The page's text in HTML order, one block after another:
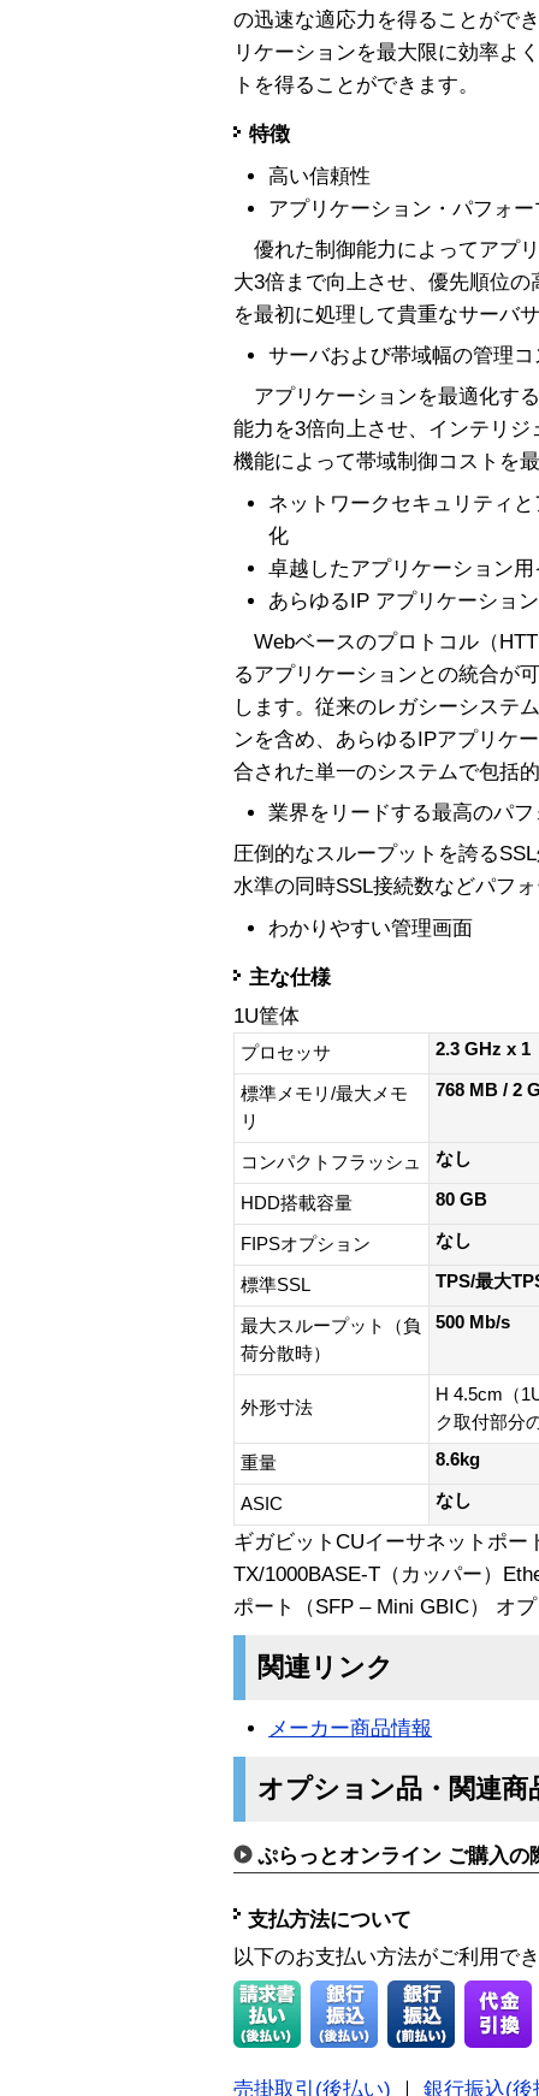
の迅速な適応力を得ることがで
リケーションを最大限に効率よ
トを得ることができます。
特徴
高い信頼性
アプリケーション・パフォ
優れた制御能力によってアプ
大3倍まで向上させ、優先順位
を最初に処理して貴重なサーバ
サーバおよび帯域幅の管理
アプリケーションを最適化す
能力を3倍向上させ、インテリ
機能によって帯域制御コストを
ネットワークセキュリティ
化
卓越したアプリケーション
あらゆるIP アプリケーショ
Webベースのプロトコル（
るアプリケーションとの統合が
します。従来のレガシーシステ
ンを含め、あらゆるIPアプリケ
合された単一のシステムで包括
業界をリードする最高のパ
圧倒的なスループットを誇る
水準の同時SSL接続数などパフ
わかりやすい管理画面
主な仕様
1U筐体
プロセッサ 2.3 GHz x 1
標準メモリ/最大メモ
リ
768 MB / 2
コンパクトフラッシュ なし
HDD搭載容量 80 GB
FIPSオプション なし
標準SSL TPS/最大
最大スループット（負
荷分散時）
500 Mb/s
外形寸法
H 4.5cm（
ク取付部分
重量 8.6kg
ASIC なし
ギガビットCUイーサネットポー
TX/1000BASE-T（カッパー）
ポート（SFP – Mini GBIC） オ
関連リンク
メーカー商品情報
オプション品・関連商
ぷらっとオンライン ご購入の
支払方法について
以下のお支払い方法がご利用で
売掛取引(後払い) ｜ 銀行振込(後